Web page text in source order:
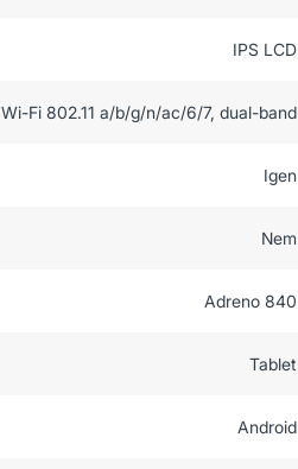
IPS LCD
Wi-Fi 802.11 a/b/g/n/ac/6/7, dual-band
Igen
Nem
Adreno 840
Tablet
Android